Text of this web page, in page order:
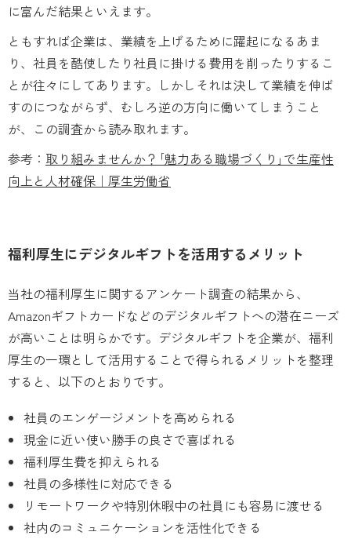
に富んだ結果といえます。
ともすれば企業は、業績を上げるために躍起になるあま
り、社員を酷使したり社員に掛ける費用を削ったりするこ
とが往々にしてあります。しかしそれは決して業績を伸ば
すのにつながらず、むしろ逆の方向に働いてしまうこと
が、この調査から読み取れます。
参考： 取り組みませんか？｢魅力ある職場づくり｣で生産性
向上と人材確保｜厚生労働省
福利厚生にデジタルギフトを活用するメリット
当社の福利厚生に関するアンケート調査の結果から、
Amazonギフトカードなどのデジタルギフトへの潜在ニーズ
が高いことは明らかです。デジタルギフトを企業が、福利
厚生の一環として活用することで得られるメリットを整理
すると、以下のとおりです。
社員のエンゲージメントを高められる
現金に近い使い勝手の良さで喜ばれる
福利厚生費を抑えられる
社員の多様性に対応できる
リモートワークや特別休暇中の社員にも容易に渡せる
社内のコミュニケーションを活性化できる